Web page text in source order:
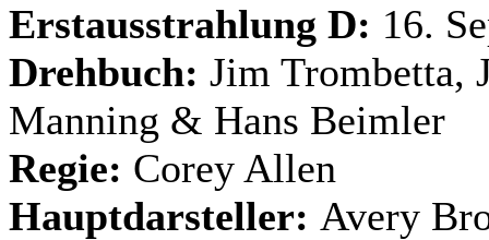
Erstausstrahlung D: 16.
Drehbuch: Jim Trombetta,
Manning & Hans Beimler
Regie: Corey Allen
Hauptdarsteller: Avery